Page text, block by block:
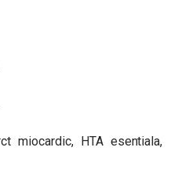
miocardic, HTA esentiala,